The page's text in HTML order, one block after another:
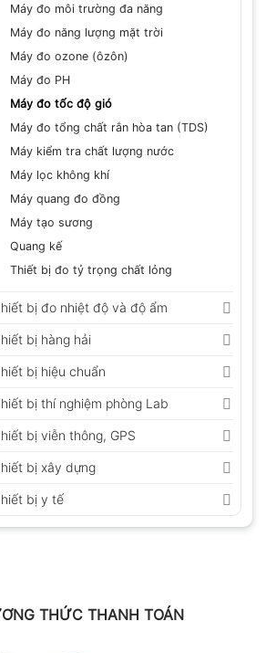
Máy đo môi trường đa năng
Máy đo năng lượng mặt trời
Máy đo ozone (ôzôn)
Máy đo PH
Máy đo tốc độ gió
Máy đo tổng chất rắn hòa tan (TDS)
Máy kiểm tra chất lượng nước
Máy lọc không khí
Máy quang đo đồng
Máy tạo sương
Quang kế
Thiết bị đo tỷ trọng chất lỏng
bị đo nhiệt độ và độ ẩm
bị hàng hải
bị hiệu chuẩn
bị thí nghiệm phòng Lab
bị viễn thông, GPS
bị xây dựng
bị y tế
THỨC THANH TOÁN